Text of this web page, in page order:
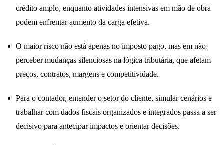
crédito amplo, enquanto atividades intensivas em mão de obra
podem enfrentar aumento da carga efetiva.
O maior risco não está apenas no imposto pago, mas em não
perceber mudanças silenciosas na lógica tributária, que afetam
preços, contratos, margens e competitividade.
Para o contador, entender o setor do cliente, simular cenários e
trabalhar com dados fiscais organizados e integrados passa a ser
decisivo para antecipar impactos e orientar decisões.